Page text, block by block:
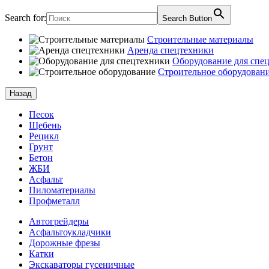
Search for: Search Button
Строительные материалы
Аренда спецтехники
Оборудование для
Строительное
Назад
Песок
Щебень
Рецикл
Грунт
Бетон
ЖБИ
Асфальт
Пиломатериалы
Профметалл
Автогрейдеры
Асфальто­укладчики
Дорожные фрезы
Катки
Экскаваторы гусеничные